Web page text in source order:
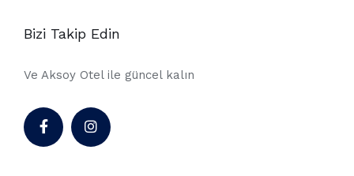
Bizi Takip Edin
Ve Aksoy Otel ile güncel kalın